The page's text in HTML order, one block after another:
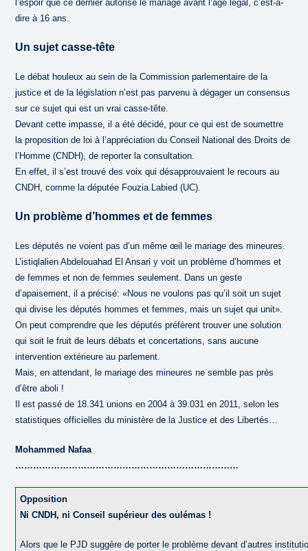
l’espoir que ce dernier autorise le mariage avant l’âge légal, c’est-à-
dire à 16 ans.
Un sujet casse-tête
Le débat houleux au sein de la Commission parlementaire de la
justice et de la législation n’est pas parvenu à dégager un consensus
sur ce sujet qui est un vrai casse-tête.
Devant cette impasse, il a été décidé, pour ce qui est de soumettre
la proposition de loi à l’appréciation du Conseil National des Droits de
l’Homme (CNDH), de reporter la consultation.
En effet, il s’est trouvé des voix qui désapprouvaient le recours au
CNDH, comme la députée Fouzia Labied (UC).
Un problème d’hommes et de femmes
Les députés ne voient pas d’un même œil le mariage des mineures.
L’istiqlalien Abdelouahad El Ansari y voit un problème d’hommes et
de femmes et non de femmes seulement. Dans un geste
d’apaisement, il a précisé: «Nous ne voulons pas qu’il soit un sujet
qui divise les députés hommes et femmes, mais un sujet qui unit».
On peut comprendre que les députés préfèrent trouver une solution
qui soit le fruit de leurs débats et concertations, sans aucune
intervention extérieure au parlement.
Mais, en attendant, le mariage des mineures ne semble pas près
d’être aboli !
Il est passé de 18.341 unions en 2004 à 39.031 en 2011, selon les
statistiques officielles du ministère de la Justice et des Libertés…
Mohammed Nafaa
…………………………………………………………………
Opposition
Ni CNDH, ni Conseil supérieur des oulémas !
Alors que le PJD suggère de porter le problème devant d’autres